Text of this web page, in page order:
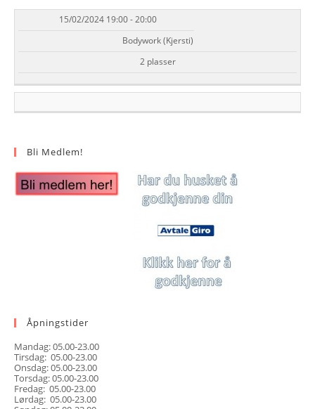
DATO/TID EVENT TILGJENGELIGHET
15/02/2024 19:00 - 20:00
Bodywork (Kjersti)
2 plasser
Bli Medlem!
Åpningstider
Mandag: 05.00-23.00
Tirsdag: 05.00-23.00
Onsdag: 05.00-23.00
Torsdag: 05.00-23.00
Fredag: 05.00-23.00
Lørdag: 05.00-23.00